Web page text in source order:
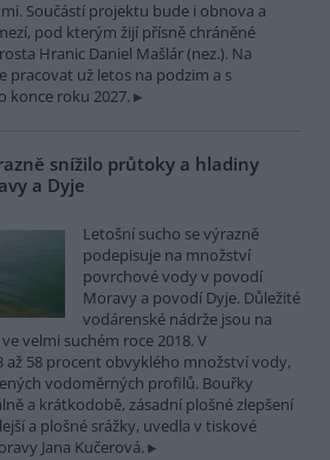
Součástí projektu bude i obnova a
pod kterým žijí přísně chráněné
Hranic Daniel Mašlár (nez.). Na
pracovat už letos na podzim a s
konce roku 2027.
snížilo průtoky a hladiny
a Dyje
Letošní sucho se výrazně
podepisuje na množství
povrchové vody v povodí
Moravy a povodí Dyje. Důležité
vodárenské nádrže jsou na
velmi suchém roce 2018. V
až 58 procent obvyklého množství vody,
vodoměrných profilů. Bouřky
a krátkodobě, zásadní plošné zlepšení
a plošné srážky, uvedla v tiskové
Jana Kučerová.